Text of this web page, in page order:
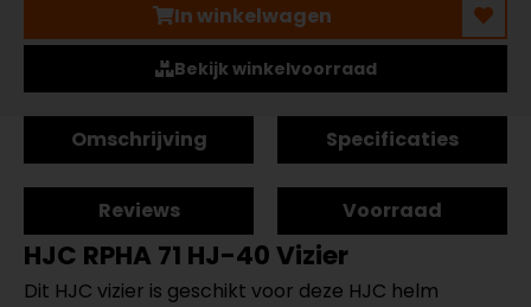
In winkelwagen
Bekijk winkelvoorraad
Omschrijving Specificaties
Reviews Voorraad
HJC RPHA 71 HJ-40 Vizier
Dit HJC vizier is geschikt voor deze HJC helm